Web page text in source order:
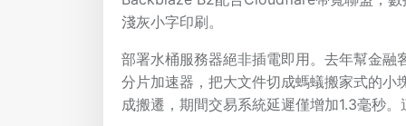
淺灰小字印刷。
部署水桶服務器絕非插電即用。去年幫金融
分片加速器，把大文件切成螞蟻搬家式的
成搬遷，期間交易系統延遲僅增加1.3毫秒